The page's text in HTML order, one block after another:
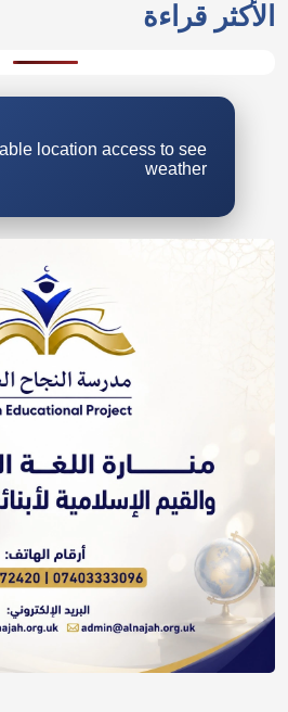
الأكثر قراءة
location access to see
weather